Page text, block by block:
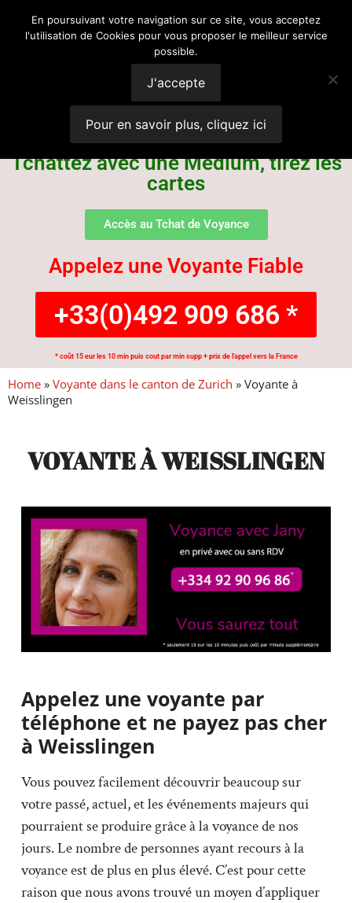
Voyance
Suisse
Tchattez avec une Médium, tirez les
cartes
Accès au Tchat de Voyance
Appelez une Voyante Fiable
+33(0)492 909 686 *
* coût 15 eur les 10 min puis cout par min supp + prix de l'appel vers la France
Home » Voyante dans le canton de Zurich » Voyante à
Weisslingen
VOYANTE À WEISSLINGEN
Appelez une voyante par
téléphone et ne payez pas cher
à Weisslingen
Vous pouvez facilement découvrir beaucoup sur
votre passé, actuel, et les événements majeurs qui
pourraient se produire grâce à la voyance de nos
jours. Le nombre de personnes ayant recours à la
voyance est de plus en plus élevé. C’est pour cette
raison que nous avons trouvé un moyen d’appliquer
En poursuivant votre navigation sur ce site, vous acceptez
l'utilisation de Cookies pour vous proposer le meilleur service
possible.
J'accepte
Pour en savoir plus, cliquez ici